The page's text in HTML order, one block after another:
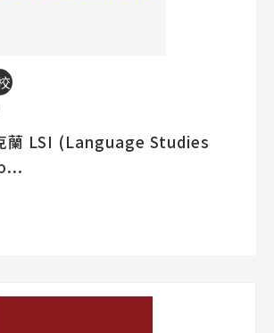
蘭 LSI (Language Studies